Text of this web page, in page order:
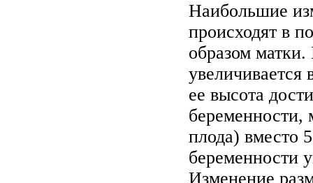
Наибольшие
происходят в
образом
увеличивается
ее высота
беременности,
плода) вместо
беременности
Изменение